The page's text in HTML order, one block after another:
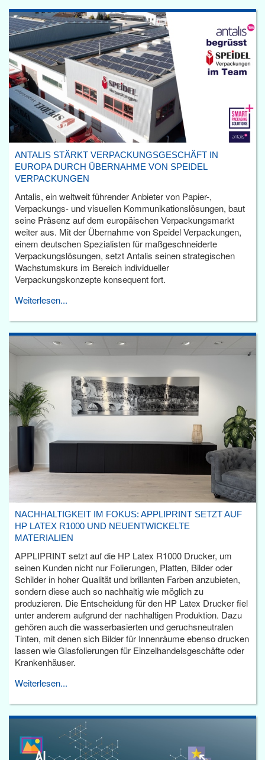
ANTALIS STÄRKT VERPACKUNGSGESCHÄFT IN
EUROPA DURCH ÜBERNAHME VON SPEIDEL
VERPACKUNGEN
Antalis, ein weltweit führender Anbieter von Papier-,
Verpackungs- und visuellen Kommunikationslösungen, baut
seine Präsenz auf dem europäischen Verpackungsmarkt
weiter aus. Mit der Übernahme von Speidel Verpackungen,
einem deutschen Spezialisten für maßgeschneiderte
Verpackungslösungen, setzt Antalis seinen strategischen
Wachstumskurs im Bereich individueller
Verpackungskonzepte konsequent fort.
Weiterlesen...
NACHHALTIGKEIT IM FOKUS: APPLIPRINT SETZT AUF
HP LATEX R1000 UND NEUENTWICKELTE
MATERIALIEN
APPLIPRINT setzt auf die HP Latex R1000 Drucker, um
seinen Kunden nicht nur Folierungen, Platten, Bilder oder
Schilder in hoher Qualität und brillanten Farben anzubieten,
sondern diese auch so nachhaltig wie möglich zu
produzieren. Die Entscheidung für den HP Latex Drucker fiel
unter anderem aufgrund der nachhaltigen Produktion. Dazu
gehören auch die wasserbasierten und geruchsneutralen
Tinten, mit denen sich Bilder für Innenräume ebenso drucken
lassen wie Glasfolierungen für Einzelhandelsgeschäfte oder
Krankenhäuser.
Weiterlesen...